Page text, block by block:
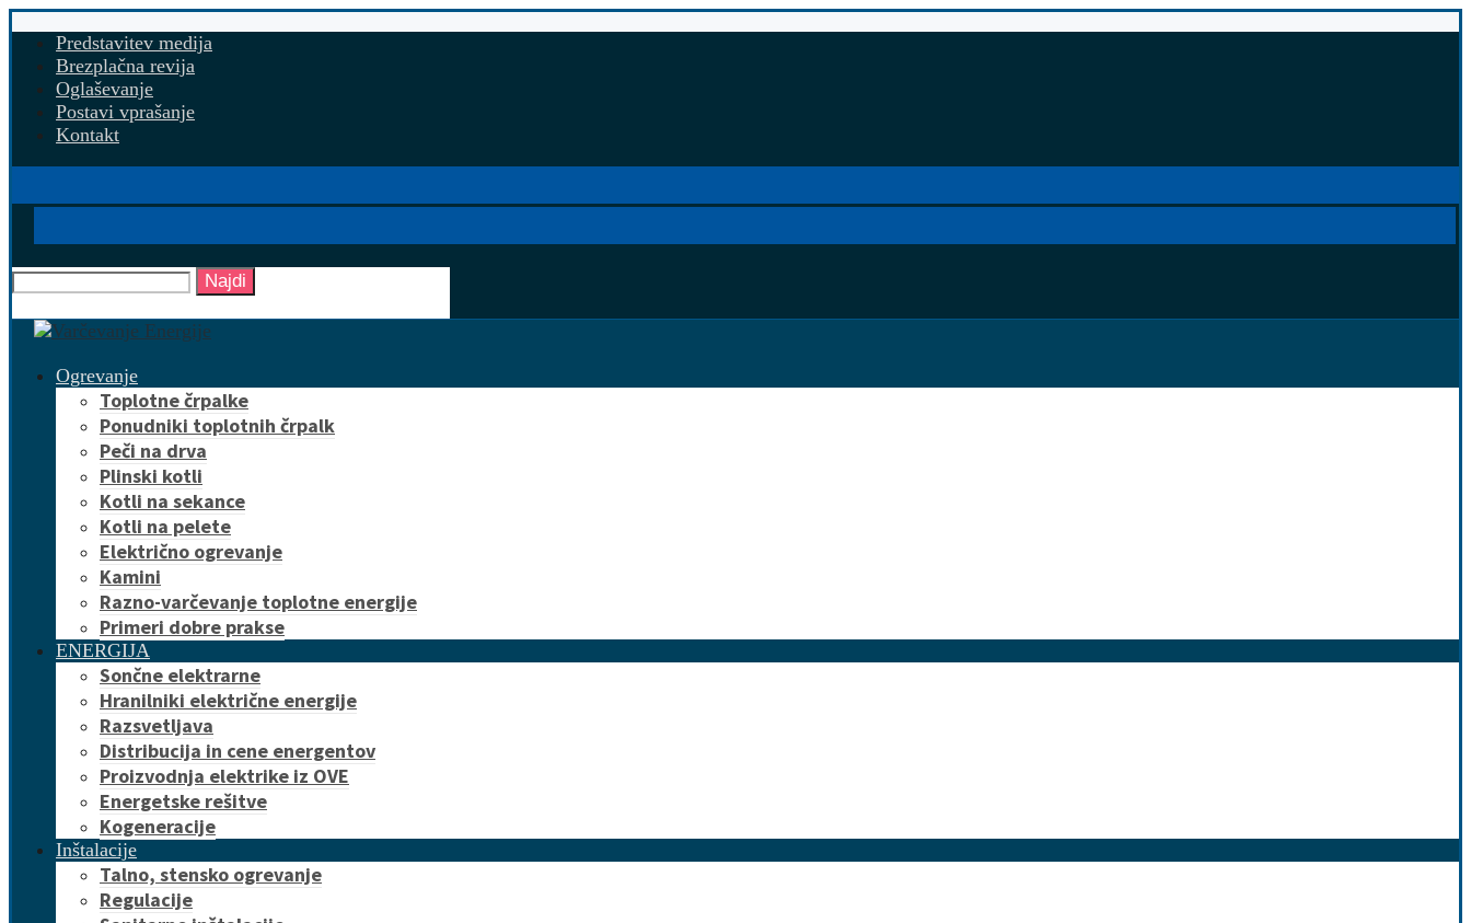
Predstavitev medija
Brezplačna revija
Oglaševanje
Postavi vprašanje
Kontakt
Najdi
Ogrevanje
Toplotne črpalke
Ponudniki toplotnih črpalk
Peči na drva
Plinski kotli
Kotli na sekance
Kotli na pelete
Električno ogrevanje
Kamini
Razno-varčevanje toplotne energije
Primeri dobre prakse
ENERGIJA
Sončne elektrarne
Hranilniki električne energije
Razsvetljava
Distribucija in cene energentov
Proizvodnja elektrike iz OVE
Energetske rešitve
Kogeneracije
Inštalacije
Talno, stensko ogrevanje
Regulacije